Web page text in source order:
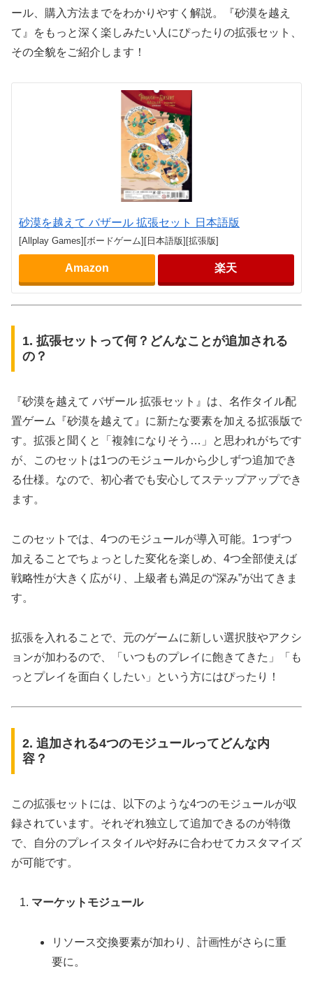
ール、購入方法までをわかりやすく解説。『砂漠を越え
て』をもっと深く楽しみたい人にぴったりの拡張セット、
その全貌をご紹介します！
砂漠を越えて バザール 拡張セット 日本語版
[Allplay Games][ボードゲーム][日本語版][拡張版]
Amazon 楽天
1. 拡張セットって何？どんなことが追加される
の？
『砂漠を越えて バザール 拡張セット』は、名作タイル配
置ゲーム『砂漠を越えて』に新たな要素を加える拡張版で
す。拡張と聞くと「複雑になりそう…」と思われがちです
が、このセットは1つのモジュールから少しずつ追加でき
る仕様。なので、初心者でも安心してステップアップでき
ます。
このセットでは、4つのモジュールが導入可能。1つずつ
加えることでちょっとした変化を楽しめ、4つ全部使えば
戦略性が大きく広がり、上級者も満足の“深み”が出てきま
す。
拡張を入れることで、元のゲームに新しい選択肢やアクシ
ョンが加わるので、「いつものプレイに飽きてきた」「も
っとプレイを面白くしたい」という方にはぴったり！
2. 追加される4つのモジュールってどんな内
容？
この拡張セットには、以下のような4つのモジュールが収
録されています。それぞれ独立して追加できるのが特徴
で、自分のプレイスタイルや好みに合わせてカスタマイズ
が可能です。
マーケットモジュール
リソース交換要素が加わり、計画性がさらに重
要に。